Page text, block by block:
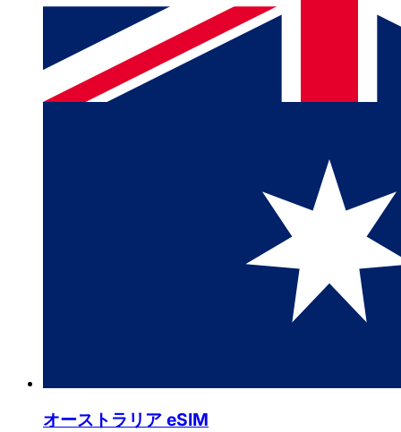
オーストラリア eSIM